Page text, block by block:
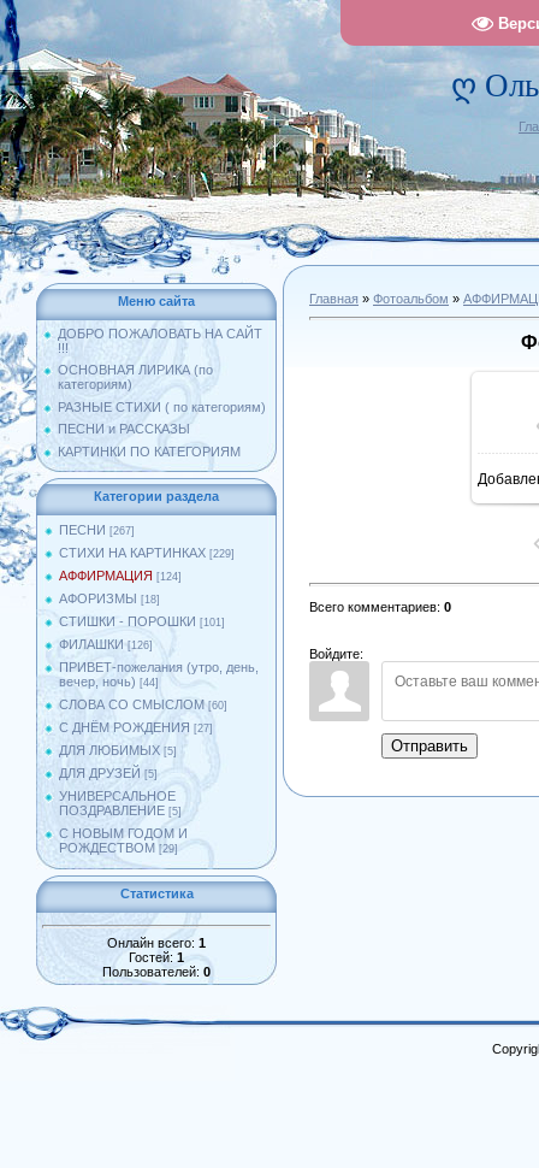
ღ
Меню сайта
ДОБРО ПОЖАЛОВАТЬ НА САЙТ
!!!
ОСНОВНАЯ ЛИРИКА (по
категориям)
РАЗНЫЕ СТИХИ ( по категориям)
ПЕСНИ и РАССКАЗЫ
КАРТИНКИ ПО КАТЕГОРИЯМ
Категории раздела
ПЕСНИ [267]
СТИХИ НА КАРТИНКАХ [229]
АФФИРМАЦИЯ [124]
АФОРИЗМЫ [18]
СТИШКИ - ПОРОШКИ [101]
ФИЛАШКИ [126]
ПРИВЕТ-пожелания (утро, день,
вечер, ночь) [44]
СЛОВА СО СМЫСЛОМ [60]
С ДНЁМ РОЖДЕНИЯ [27]
ДЛЯ ЛЮБИМЫХ [5]
ДЛЯ ДРУЗЕЙ [5]
УНИВЕРСАЛЬНОЕ
ПОЗДРАВЛЕНИЕ [5]
С НОВЫМ ГОДОМ И
РОЖДЕСТВОМ [29]
Статистика
Онлайн всего: 1
Гостей: 1
Пользователей: 0
Главная » Фотоальбом »
Всего комментариев: 0
Войдите:
Отправить